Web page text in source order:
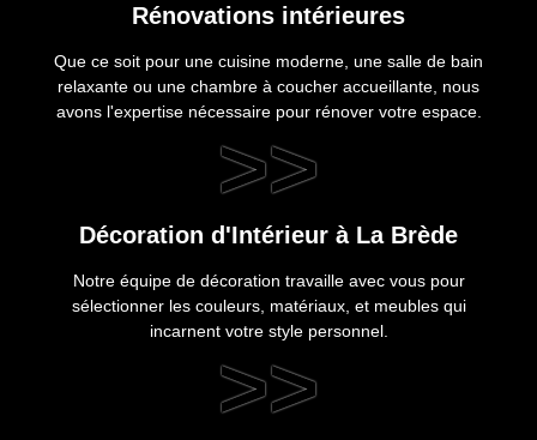
Rénovations intérieures
Que ce soit pour une cuisine moderne, une salle de bain
relaxante ou une chambre à coucher accueillante, nous
avons l'expertise nécessaire pour rénover votre espace.
>>
Décoration d'Intérieur à La Brède
Notre équipe de décoration travaille avec vous pour
sélectionner les couleurs, matériaux, et meubles qui
incarnent votre style personnel.
>>